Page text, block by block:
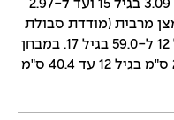
12, ל-3.33 ש' בגיל 13, 3.21 בגיל 14, 3.09 בגיל 15 ועד ל-2.97
חמצן מרבית (מודדת סבולת
אירובית) הם התקדמו מ-47.8 בגיל 12 ל-59.0 בגיל 17. במבחן
ניתור מהמקום הם התקדמו מ-28.8 ס"מ בגיל 12 עד 40.4 ס"מ